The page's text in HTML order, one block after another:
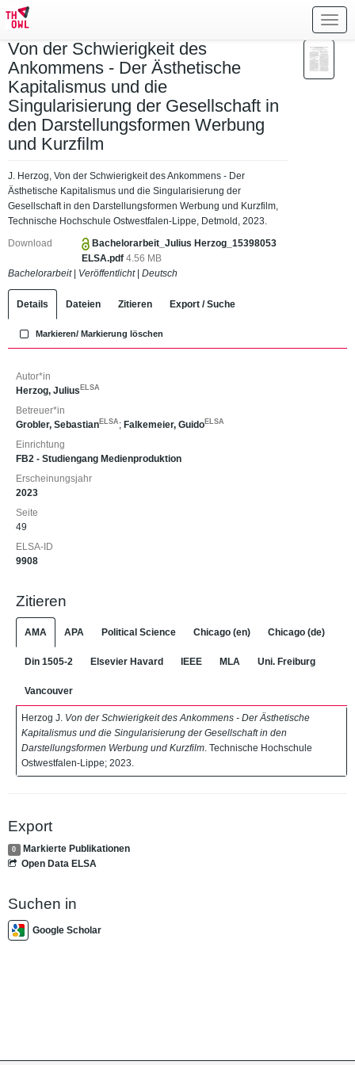
Von der Schwierigkeit des
Ankommens - Der Ästhetische
Kapitalismus und die
Singularisierung der Gesellschaft in
den Darstellungsformen Werbung
und Kurzfilm
J. Herzog, Von der Schwierigkeit des Ankommens - Der
Ästhetische Kapitalismus und die Singularisierung der
Gesellschaft in den Darstellungsformen Werbung und Kurzfilm,
Technische Hochschule Ostwestfalen-Lippe, Detmold, 2023.
Download
Bachelorarbeit_Julius Herzog_15398053
ELSA.pdf4.56 MB
Bachelorarbeit| Veröffentlicht| Deutsch
Details Dateien Zitieren Export / Suche
Markieren/ Markierung löschen
Autor*in
Herzog, Julius ELSA
Betreuer*in
Grobler, Sebastian ELSA ; Falkemeier, Guido ELSA
Einrichtung
FB2 - Studiengang Medienproduktion
Erscheinungsjahr
2023
Seite
49
ELSA-ID
9908
Zitieren
AMA APA Political Science Chicago (en) Chicago (de)
Din 1505-2 Elsevier Havard IEEE MLA Uni. Freiburg
Vancouver
Herzog J. Von der Schwierigkeit des Ankommens - Der Ästhetische
Kapitalismus und die Singularisierung der Gesellschaft in den
Darstellungsformen Werbung und Kurzfilm . Technische Hochschule
Ostwestfalen-Lippe; 2023.
Export
0
Markierte Publikationen
Open Data ELSA
Suchen in
Google Scholar